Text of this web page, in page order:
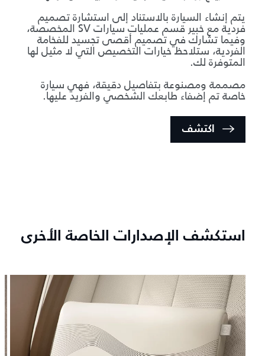
يتم إنشاء السيارة بالاستناد إلى استشارة تصميم
فردية مع خبير قسم عمليات سيارات SV المخصصة،
وفيما تشارك في تصميم أقصى تجسيد للفخامة
الفردية، ستلاحظ خيارات التخصيص التي لا مثيل لها
المتوفرة لك.
مصممة ومصنوعة بتفاصيل دقيقة، فهي سيارة
خاصة تم إضفاء طابعك الشخصي والفريد عليها.
اكتشف
استكشف الإصدارات الخاصة الأخرى